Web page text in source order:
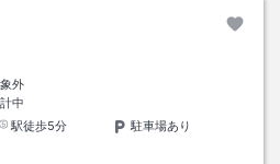
外
中
駅徒歩5分
駐車場あり